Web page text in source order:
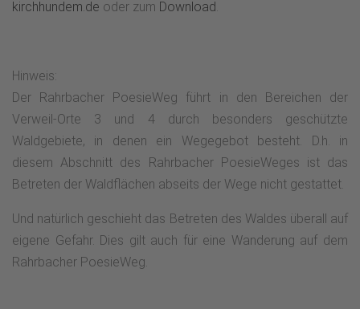
kirchhundem.de oder zum Download.
Hinweis:
Der Rahrbacher PoesieWeg führt in den Bereichen der
Verweil-Orte 3 und 4 durch besonders geschützte
Waldgebiete, in denen ein Wegegebot besteht. D.h. in
diesem Abschnitt des Rahrbacher PoesieWeges ist das
Betreten der Waldflächen abseits der Wege nicht gestattet.
Und natürlich geschieht das Betreten des Waldes überall auf
eigene Gefahr. Dies gilt auch für eine Wanderung auf dem
Rahrbacher PoesieWeg.